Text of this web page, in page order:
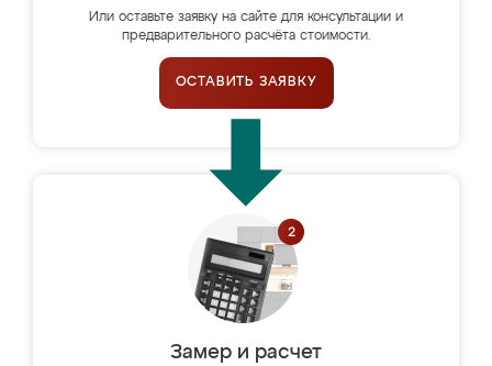
Или оставьте заявку на сайте для консультации и
предварительного расчёта стоимости.
ОСТАВИТЬ ЗАЯВКУ
Замер и расчет